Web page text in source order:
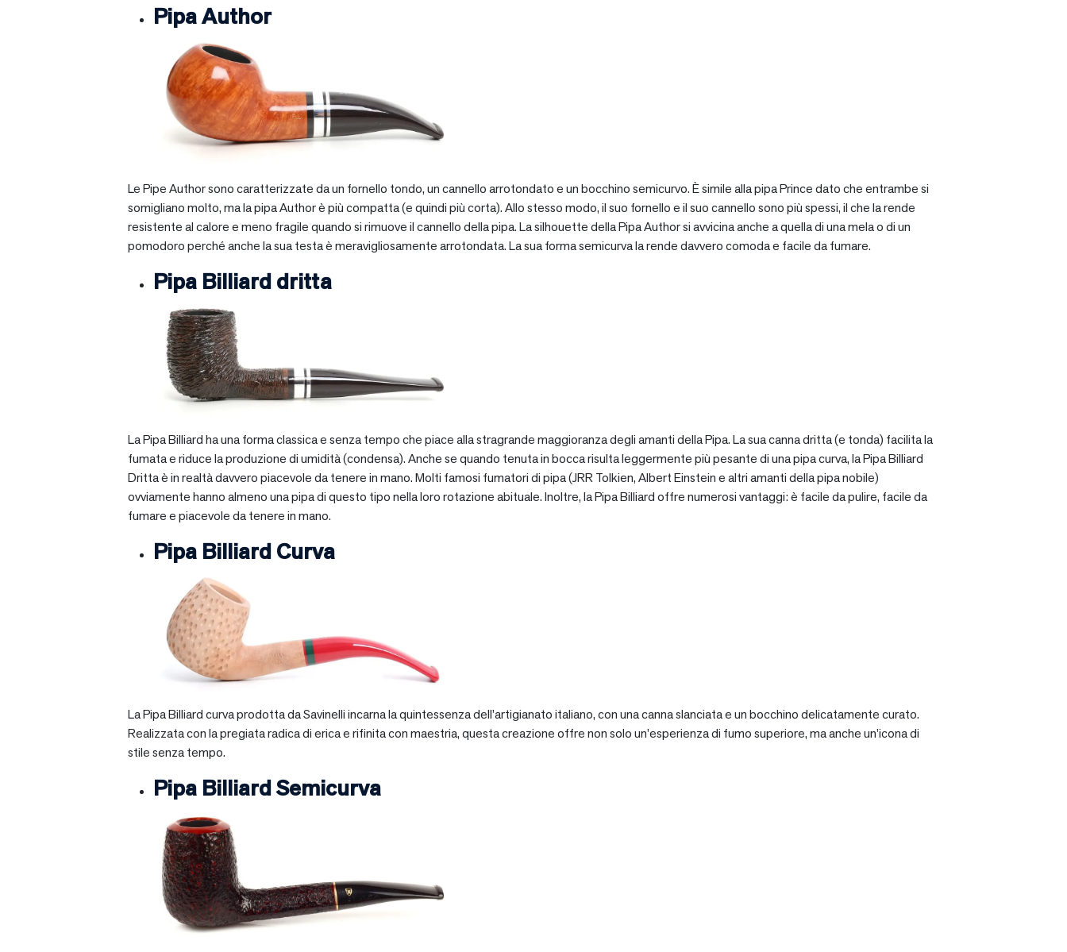
Pipa Author
Le Pipe Author sono caratterizzate da un fornello tondo, un cannello arrotondato e un bocchino semicurvo. È simile alla pipa Prince dato che entrambe si
somigliano molto, ma la pipa Author è più compatta (e quindi più corta). Allo stesso modo, il suo fornello e il suo cannello sono più spessi, il che la rende
resistente al calore e meno fragile quando si rimuove il cannello della pipa. La silhouette della Pipa Author si avvicina anche a quella di una mela o di un
pomodoro perché anche la sua testa è meravigliosamente arrotondata. La sua forma semicurva la rende davvero comoda e facile da fumare.
Pipa Billiard dritta
La Pipa Billiard ha una forma classica e senza tempo che piace alla stragrande maggioranza degli amanti della Pipa. La sua canna dritta (e tonda) facilita la
fumata e riduce la produzione di umidità (condensa). Anche se quando tenuta in bocca risulta leggermente più pesante di una pipa curva, la Pipa Billiard
Dritta è in realtà davvero piacevole da tenere in mano. Molti famosi fumatori di pipa (JRR Tolkien, Albert Einstein e altri amanti della pipa nobile)
ovviamente hanno almeno una pipa di questo tipo nella loro rotazione abituale. Inoltre, la Pipa Billiard offre numerosi vantaggi: è facile da pulire, facile da
fumare e piacevole da tenere in mano.
Pipa Billiard Curva
La Pipa Billiard curva prodotta da Savinelli incarna la quintessenza dell’artigianato italiano, con una canna slanciata e un bocchino delicatamente curato.
Realizzata con la pregiata radica di erica e rifinita con maestria, questa creazione offre non solo un’esperienza di fumo superiore, ma anche un’icona di
stile senza tempo.
Pipa Billiard Semicurva